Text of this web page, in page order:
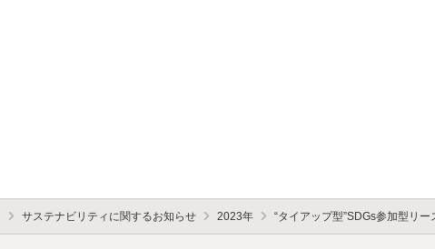
サステナビリティに関するお知らせ 2023年 “タイアップ型”SDGs参加型リ